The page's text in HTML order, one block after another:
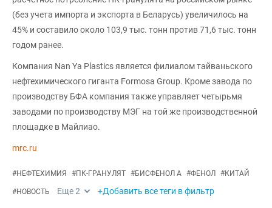
(без учета импорта и экспорта в Беларусь) увеличилось на
45% и составило около 103,9 тыс. тонн против 71,6 тыс. тонн
годом ранее.
Компания Nan Ya Plastics является филиалом тайваньского
нефтехимического гиганта Formosa Group. Кроме завода по
производству БФА компания также управляет четырьмя
заводами по производству МЭГ на той же производственной
площадке в Майлиао.
mrc.ru
#НЕФТЕХИМИЯ #ПК-ГРАНУЛЯТ #БИСФЕНОЛ А #ФЕНОЛ #КИТАЙ
#НОВОСТЬ Еще2 +Добавить все теги в фильтр